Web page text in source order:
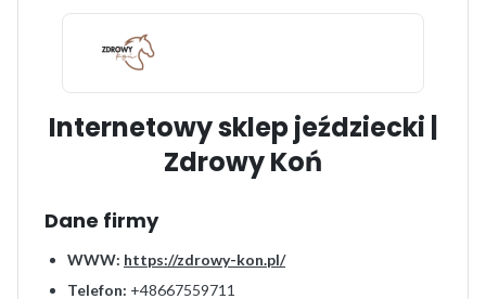
Internetowy sklep jeździecki |
Zdrowy Koń
Dane firmy
WWW: https://zdrowy-kon.pl/
Telefon: +48667559711